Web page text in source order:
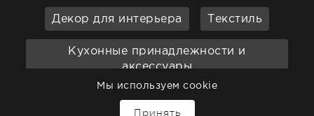
Декор для интерьера Текстиль
Кухонные принадлежности и
аксессуары
Ванная Садовая мебель
Мы используем cookie
Принять